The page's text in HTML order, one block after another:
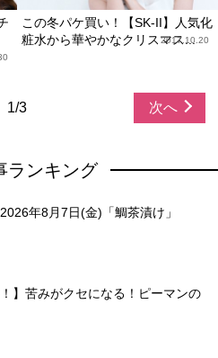
この冬パケ買い！【SK-II】人気化
粧水から華やかなクリスマス...
2017.10.20
1/3 次へ
ランキング
年8月7日(金)「鯛茶漬け」
！】苦みがクセになる！ピーマンの